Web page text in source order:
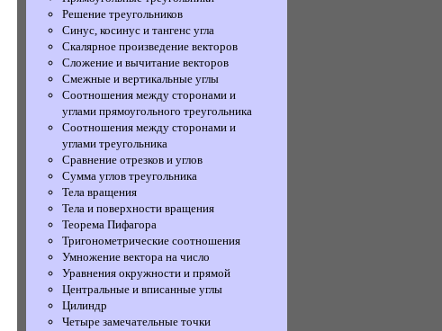
Решение треугольников
Синус, косинус и тангенс угла
Скалярное произведение векторов
Сложение и вычитание векторов
Смежные и вертикальные углы
Соотношения между сторонами и
углами прямоугольного треугольника
Соотношения между сторонами и
углами треугольника
Сравнение отрезков и углов
Сумма углов треугольника
Тела вращения
Тела и поверхности вращения
Теорема Пифагора
Тригонометрические соотношения
Умножение вектора на число
Уравнения окружности и прямой
Центральные и вписанные углы
Цилиндр
Четыре замечательные точки